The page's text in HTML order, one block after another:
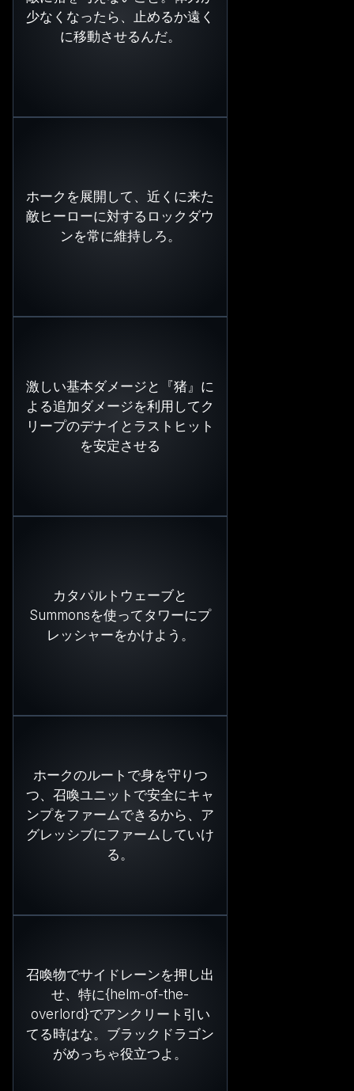
少なくなったら、止めるか遠く
に移動させるんだ。
ホークを展開して、近くに来た
敵ヒーローに対するロックダウ
ンを常に維持しろ。
激しい基本ダメージと『猪』に
よる追加ダメージを利用してク
リープのデナイとラストヒット
を安定させる
カタパルトウェーブと
Summonsを使ってタワーにプ
レッシャーをかけよう。
ホークのルートで身を守りつ
つ、召喚ユニットで安全にキャ
ンプをファームできるから、ア
グレッシブにファームしていけ
る。
召喚物でサイドレーンを押し出
せ、特に{helm-of-the-
overlord}でアンクリート引い
てる時はな。ブラックドラゴン
がめっちゃ役立つよ。